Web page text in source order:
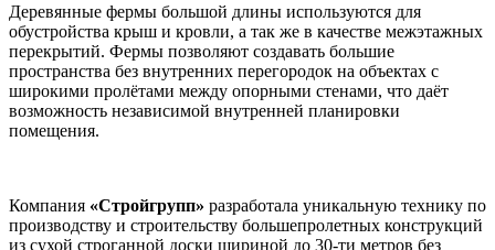
Деревянные фермы большой длины используются для
обустройства крыш и кровли, а так же в качестве межэтажных
перекрытий. Фермы позволяют создавать большие
пространства без внутренних перегородок на объектах с
широкими пролётами между опорными стенами, что даёт
возможность независимой внутренней планировки
помещения.
Компания «Стройгрупп» разработала уникальную технику по
производству и строительству большепролетных конструкций
из сухой строганной доски шириной до 30-ти метров без